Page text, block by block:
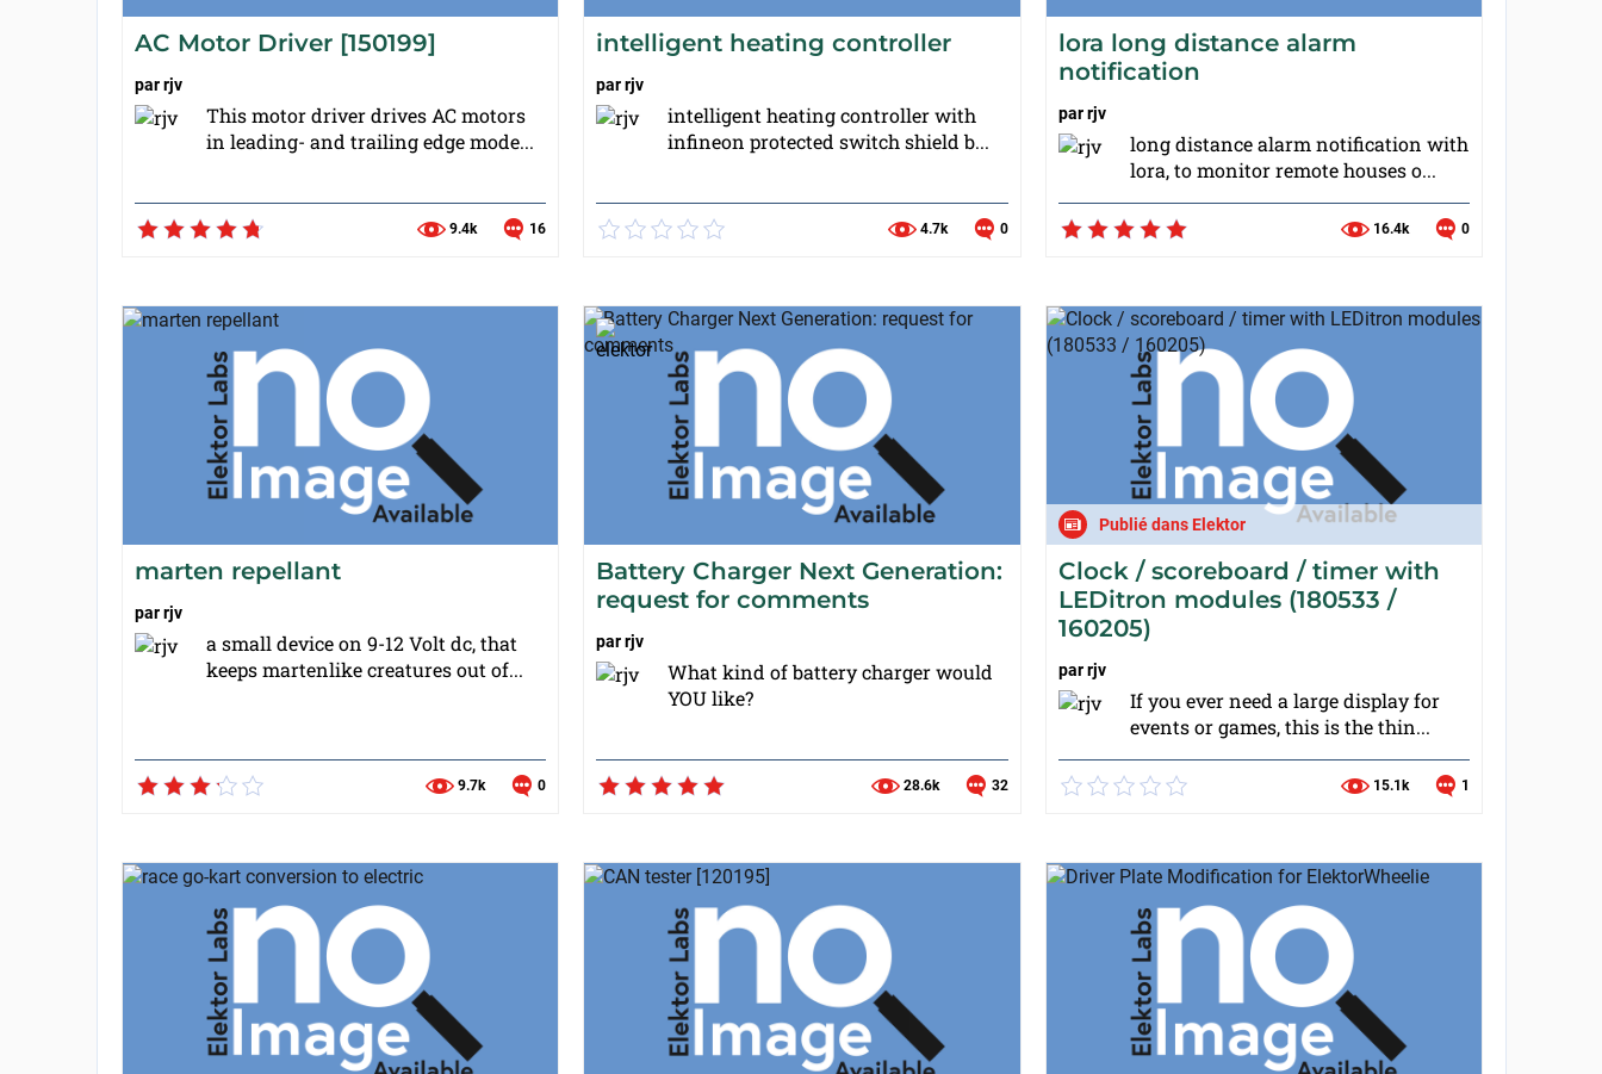
AC Motor Driver [150199]
parrjv
This motor driver drives AC motors
in leading- and trailing edge mode...
9.4k 16
intelligent heating controller
parrjv
intelligent heating controller with
infineon protected switch shield b...
4.7k 0
lora long distance alarm
notification
parrjv
long distance alarm notification with
lora, to monitor remote houses o...
16.4k 0
marten repellant
parrjv
a small device on 9-12 Volt dc, that
keeps martenlike creatures out of...
9.7k 0
Battery Charger Next Generation:
request for comments
parrjv
What kind of battery charger would
YOU like?
28.6k 32
Publié dans Elektor
Clock / scoreboard / timer with
LEDitron modules (180533 /
160205)
parrjv
If you ever need a large display for
events or games, this is the thin...
15.1k 1